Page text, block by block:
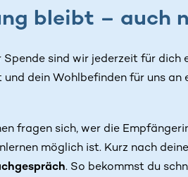
bleibt – auch
Spende sind wir jederzeit für dich
und dein Wohlbefinden für uns
fragen sich, wer die
möglich ist. Kurz nach
. So bekommst du